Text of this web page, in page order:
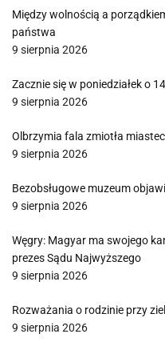
Między wolnością a
państwa
9 sierpnia 2026
Zacznie się w poniedziałek o
9 sierpnia 2026
Olbrzymia fala zmiotła
9 sierpnia 2026
Bezobsługowe muzeum
9 sierpnia 2026
Węgry: Magyar ma swojego
prezes Sądu Najwyższego
9 sierpnia 2026
Rozważania o rodzinie przy
9 sierpnia 2026